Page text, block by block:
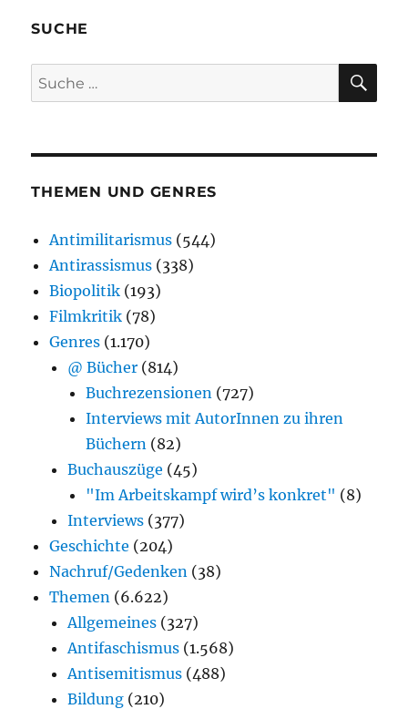
SUCHE
Suche
nach:
THEMEN UND GENRES
Antimilitarismus (544)
Antirassismus (338)
Biopolitik (193)
Filmkritik (78)
Genres (1.170)
@ Bücher (814)
Buchrezensionen (727)
Interviews mit AutorInnen zu ihren
Büchern (82)
Buchauszüge (45)
"Im Arbeitskampf wird’s konkret" (8)
Interviews (377)
Geschichte (204)
Nachruf/Gedenken (38)
Themen (6.622)
Allgemeines (327)
Antifaschismus (1.568)
Antisemitismus (488)
Bildung (210)